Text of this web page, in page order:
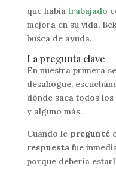
que había trabajado
mejora en su vida,
busca de ayuda.
La pregunta clave
En nuestra primera
desahogue,
dónde saca todos los
y alguno más.
Cuando le pregunté
respuestafue
porque debería